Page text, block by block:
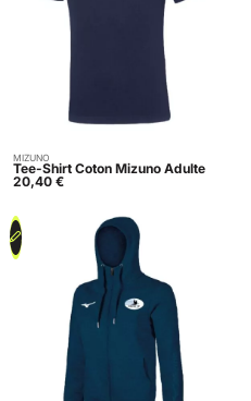
Acheter
MIZUNO
Tee-Shirt Coton Mizuno Adulte
20,40 €